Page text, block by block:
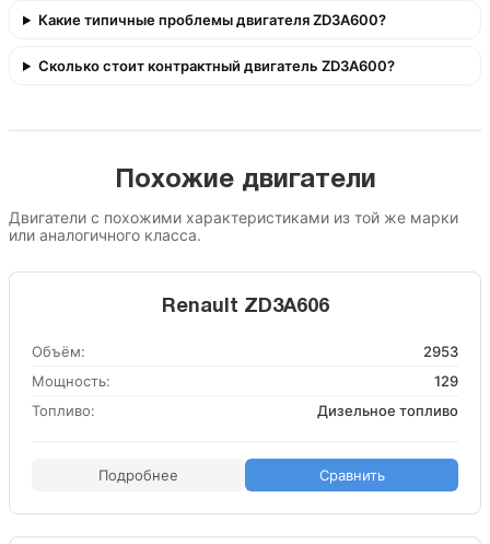
Какие типичные проблемы двигателя ZD3A600?
Сколько стоит контрактный двигатель ZD3A600?
Похожие двигатели
Двигатели с похожими характеристиками из той же марки
или аналогичного класса.
Renault ZD3A606
Объём:
2953
Мощность:
129
Топливо:
Дизельное топливо
Подробнее Сравнить